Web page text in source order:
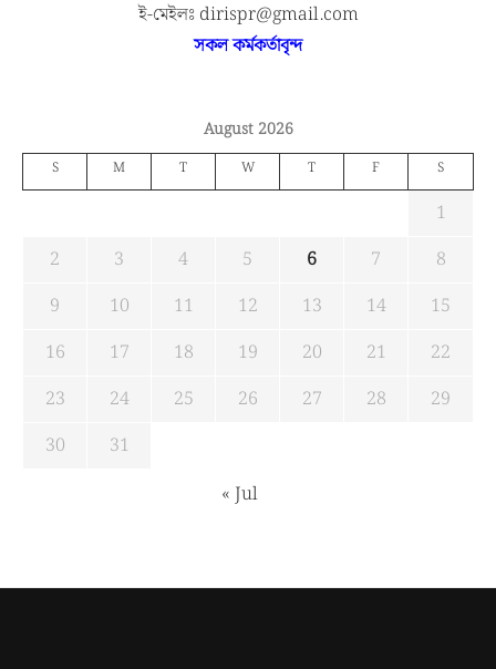
ই-মেইলঃ dirispr@gmail.com
সকল কর্মকর্তাবৃন্দ
August 2026
S M T W T F S
1
2
3 4 5 6 7
8
9
10 11 12 13 14
15
16
17 18 19 20 21
22
23
24 25 26 27 28
29
30
31
« Jul